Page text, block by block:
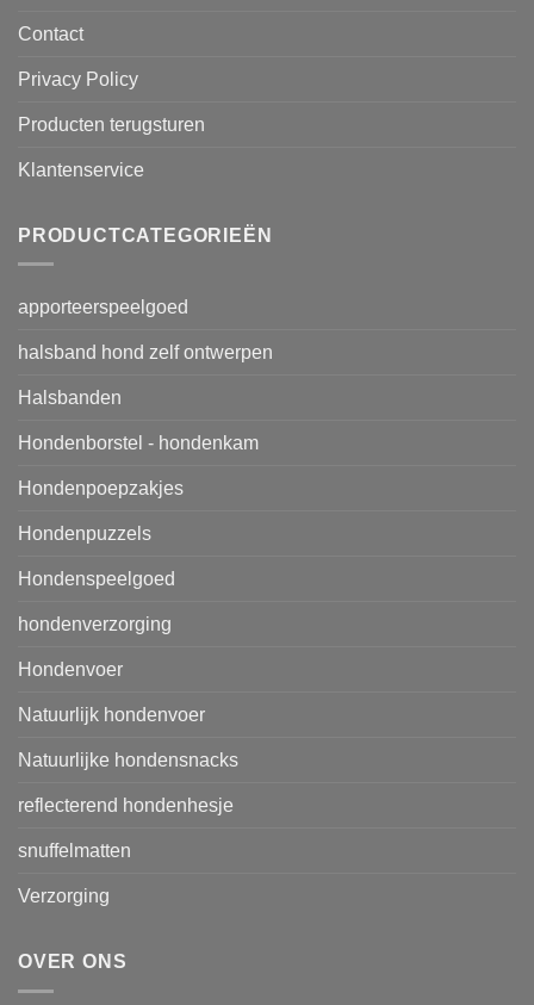
Contact
Privacy Policy
Producten terugsturen
Klantenservice
PRODUCTCATEGORIEËN
apporteerspeelgoed
halsband hond zelf ontwerpen
Halsbanden
Hondenborstel - hondenkam
Hondenpoepzakjes
Hondenpuzzels
Hondenspeelgoed
hondenverzorging
Hondenvoer
Natuurlijk hondenvoer
Natuurlijke hondensnacks
reflecterend hondenhesje
snuffelmatten
Verzorging
OVER ONS